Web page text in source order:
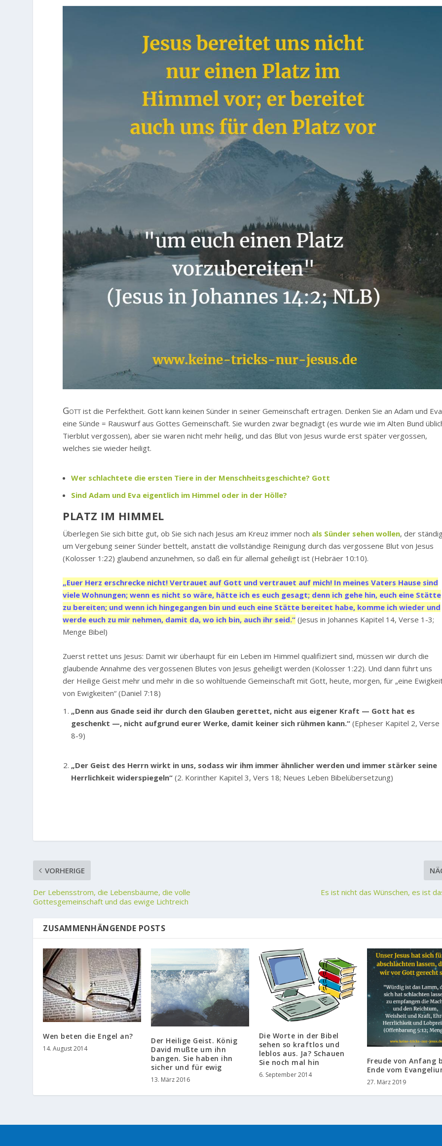
Gott ist die Perfektheit. Gott kann keinen Sünder in seiner Gemeinschaft ertragen. Denken Sie an Adam und
eine Sünde = Rauswurf aus Gottes Gemeinschaft. Sie wurden zwar begnadigt (es wurde wie im Alten Bund
Tierblut vergossen), aber sie waren nicht mehr heilig, und das Blut von Jesus wurde erst später vergossen,
welches sie wieder heiligt.
Wer schlachtete die ersten Tiere in der Menschheitsgeschichte? Gott
Sind Adam und Eva eigentlich im Himmel oder in der Hölle?
PLATZ IM HIMMEL
Überlegen Sie sich bitte gut, ob Sie sich nach Jesus am Kreuz immer noch als Sünder sehen wollen, der
um Vergebung seiner Sünder bettelt, anstatt die vollständige Reinigung durch das vergossene Blut von Jesus
(Kolosser 1:22) glaubend anzunehmen, so daß ein für allemal geheiligt ist (Hebräer 10:10).
„Euer Herz erschrecke nicht! Vertrauet auf Gott und vertrauet auf mich! In meines Vaters Hause sind
viele Wohnungen; wenn es nicht so wäre, hätte ich es euch gesagt; denn ich gehe hin, euch eine Stätte
zu bereiten; und wenn ich hingegangen bin und euch eine Stätte bereitet habe, komme ich wieder und
werde euch zu mir nehmen, damit da, wo ich bin, auch ihr seid.“ (Jesus in Johannes Kapitel 14, Verse 1-3;
Menge Bibel)
Zuerst rettet uns Jesus: Damit wir überhaupt für ein Leben im Himmel qualifiziert sind, müssen wir durch die
glaubende Annahme des vergossenen Blutes von Jesus geheiligt werden (Kolosser 1:22). Und dann führt uns
der Heilige Geist mehr und mehr in die so wohltuende Gemeinschaft mit Gott, heute, morgen, für „eine
von Ewigkeiten“ (Daniel 7:18)
„Denn aus Gnade seid ihr durch den Glauben gerettet, nicht aus eigener Kraft — Gott hat es
geschenkt —, nicht aufgrund eurer Werke, damit keiner sich rühmen kann.“ (Epheser Kapitel 2, Verse
8-9)
„Der Geist des Herrn wirkt in uns, sodass wir ihm immer ähnlicher werden und immer stärker seine
Herrlichkeit widerspiegeln“ (2. Korinther Kapitel 3, Vers 18; Neues Leben Bibelübersetzung)
VORHERIGE
Der Lebensstrom, die Lebensbäume, die volle
Gottesgemeinschaft und das ewige Lichtreich
Es ist nicht das Wünschen, es ist
ZUSAMMENHÄNGENDE POSTS
Wen beten die Engel an?
14. August 2014
Der Heilige Geist. König
David mußte um ihn
bangen. Sie haben ihn
sicher und für ewig
13. März 2016
Die Worte in der Bibel
sehen so kraftlos und
leblos aus. Ja? Schauen
Sie noch mal hin
6. September 2014
Freude von Anfang
Ende vom
27. März 2019